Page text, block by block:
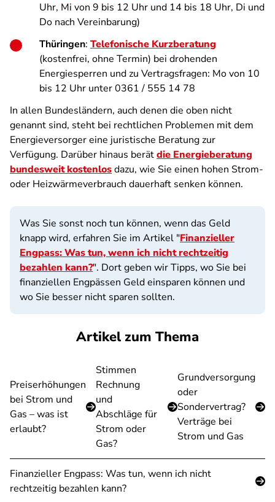
Uhr, Mi von 9 bis 12 Uhr und 14 bis 18 Uhr, Di und
Do nach Vereinbarung)
Thüringen: Telefonische Kurzberatung
(kostenfrei, ohne Termin) bei drohenden
Energiesperren und zu Vertragsfragen: Mo von 10
bis 12 Uhr unter 0361 / 555 14 78
In allen Bundesländern, auch denen die oben nicht
genannt sind, steht bei rechtlichen Problemen mit dem
Energieversorger eine juristische Beratung zur
Verfügung. Darüber hinaus berätdie Energieberatung
bundesweit kostenlosdazu, wie Sie einen hohen Strom-
oder Heizwärmeverbrauch dauerhaft senken können.
Was Sie sonst noch tun können, wenn das Geld
knapp wird, erfahren Sie im Artikel "Finanzieller
Engpass: Was tun, wenn ich nicht rechtzeitig
bezahlen kann?". Dort geben wir Tipps, wo Sie bei
finanziellen Engpässen Geld einsparen können und
wo Sie besser nicht sparen sollten.
Artikel zum Thema
Preiserhöhungen
bei Strom und
Gas – was ist
erlaubt?
Stimmen
Rechnung
und
Abschläge für
Strom oder
Gas?
Grundversorgung
oder
Sondervertrag?
Verträge bei
Strom und Gas
Finanzieller Engpass: Was tun, wenn ich nicht
rechtzeitig bezahlen kann?